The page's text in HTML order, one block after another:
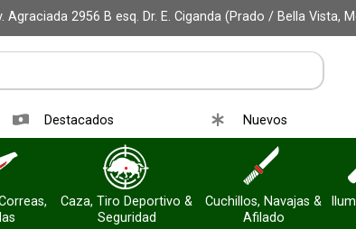
Agraciada 2956 B esq. Dr. E. Ciganda (Prado / Bella Vista,
Destacados Nuevos
Caza, Tiro Deportivo &
Seguridad
Cuchillos, Navajas &
Afilado